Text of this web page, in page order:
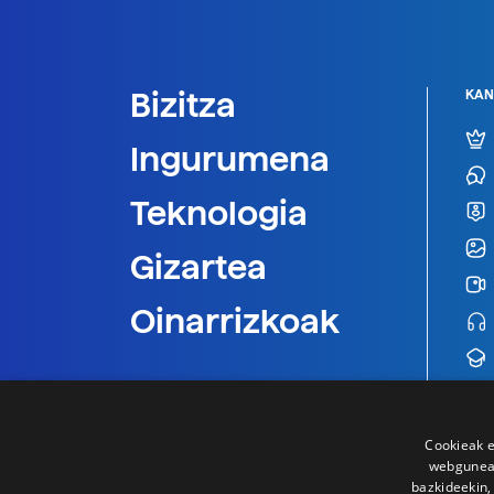
Bizitza
Ingurumena
Teknologia
Gizartea
Oinarrizkoak
Cookieak